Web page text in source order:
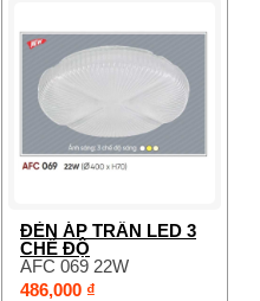
ĐÈN ÁP TRẦN LED 3
CHẾ ĐỘ
AFC 069 22W
486,000 ₫